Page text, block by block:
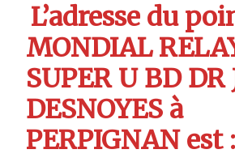
L’adresse du
MONDIAL
SUPER U BD DR
DESNOYES à
PERPIGNAN est :